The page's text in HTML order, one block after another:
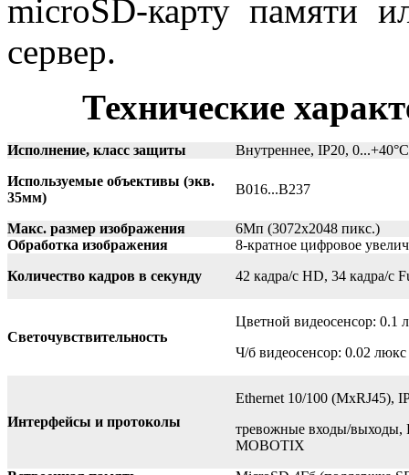
microSD-карту
сервер.
Технические
Исполнение, класс защиты
Внутреннее, IP20, 0...+40°C
Используемые объективы (экв.
35мм)
B016...B237
Макс. размер изображения
6Mп (3072x2048 пикс.)
Обработка изображения
8-кратное цифровое
Количество кадров в секунду
42 кадра/с HD, 34 кадра/с
Светочувствительность
Цветной видеосенсор: 0.1
Ч/б видеосенсор: 0.02
Интерфейсы и протоколы
Ethernet 10/100 (MxRJ45),
тревожные входы/выходы,
MOBOTIX